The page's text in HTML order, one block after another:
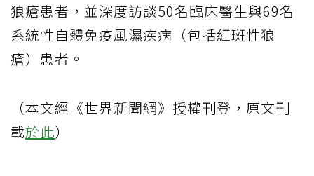
狼瘡患者，並深度訪談50名臨床醫生與69名
系統性自體免疫風濕疾病（包括紅斑性狼
瘡）患者。
（本文經《世界新聞網》授權刊登，原文刊
載於此）